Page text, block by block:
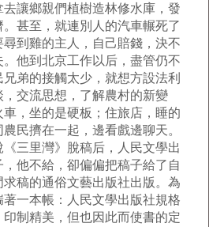
讓鄉親們植樹造林修水庫，發
甚至，就連別人的汽車輾死了
到雞的主人，自己賠錢，決不
他到北京工作以后，盡管仍不
弟的接觸太少，就想方設法利
交流思想，了解農村的新變
，坐的是硬板；住旅店，睡的
民擠在一起，邊看戲邊聊天。
三里灣》脫稿后，人民文學出
他不給，卻偏偏把稿子給了自
稿的通俗文藝出版社出版。為
一本帳：人民文學出版社規格
制精美，但也因此而使書的定